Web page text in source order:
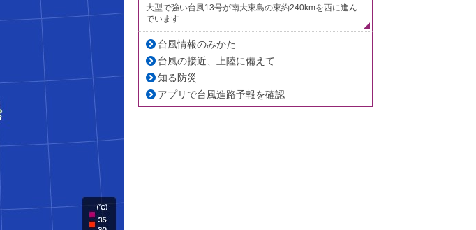
大型で強い台風13号が南大東島の東約240kmを西に進ん
でいます
台風情報のみかた
台風の接近、上陸に備えて
知る防災
アプリで台風進路予報を確認